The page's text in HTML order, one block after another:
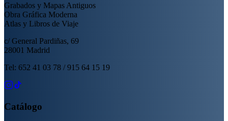
Grabados y Mapas Antiguos
Obra Gráfica Moderna
Atlas y Libros de Viaje
c/ General Pardiñas, 69
28001 Madrid
Tel: 652 41 03 78 / 915 64 15 19
Catálogo